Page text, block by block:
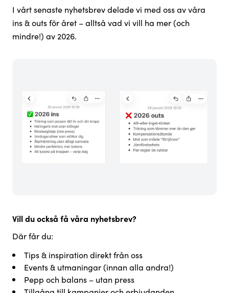
I vårt senaste nyhetsbrev delade vi med oss av våra
ins & outs för året – alltså vad vi vill ha mer (och
mindre!) av 2026.
Vill du också få våra nyhetsbrev?
Där får du:
Tips & inspiration direkt från oss
Events & utmaningar (innan alla andra!)
Pepp och balans – utan press